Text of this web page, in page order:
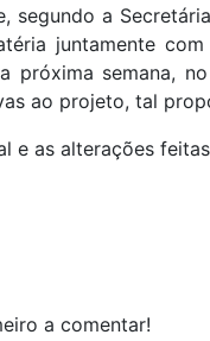
segundo a
juntamente
próxima semana,
ao projeto, tal
e as alterações
a comentar!